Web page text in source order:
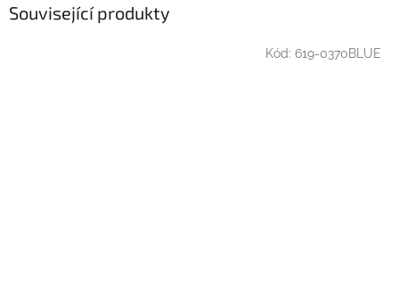
Související produkty
Kód: 619-0370BLUE